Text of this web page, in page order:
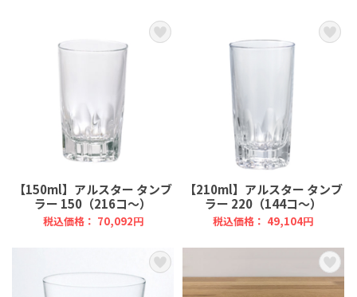
【150ml】アルスター タンブ
ラー 150（216コ～）
税込価格： 70,092円
【210ml】アルスター タンブ
ラー 220（144コ～）
税込価格： 49,104円